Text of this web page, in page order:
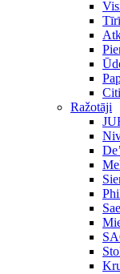
Citi
Ražotāji